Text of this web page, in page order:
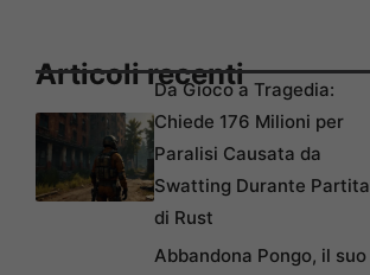
Articoli recentiDa Gioco a Tragedia:
Chiede 176 Milioni per
Paralisi Causata da
Swatting Durante Partita
di Rust
Abbandona Pongo, il suo